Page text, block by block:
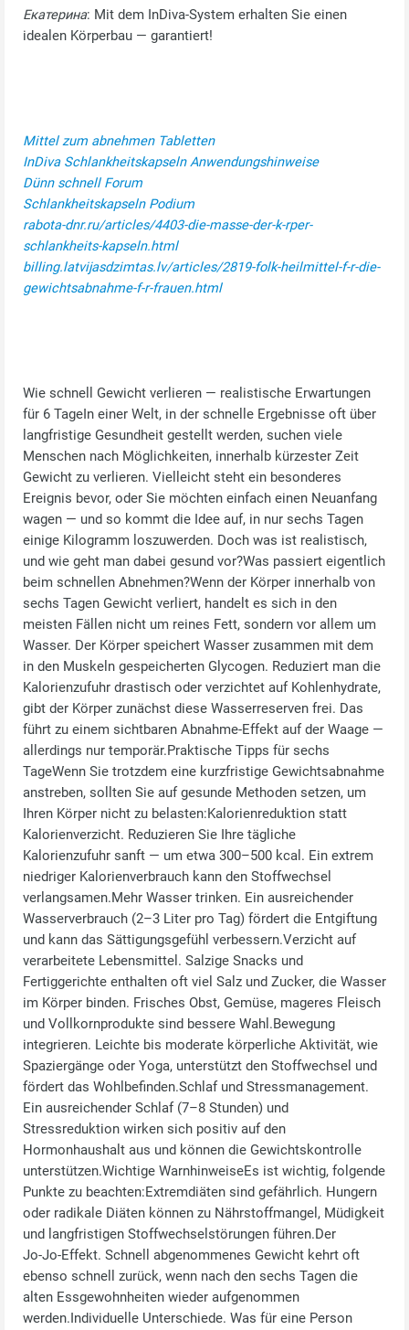
Екатерина: Mit dem InDiva‑System erhalten Sie einen
idealen Körperbau — garantiert!
Mittel zum abnehmen Tabletten
InDiva Schlankheitskapseln Anwendungshinweise
Dünn schnell Forum
Schlankheitskapseln Podium
rabota-dnr.ru/articles/4403-die-masse-der-k-rper-
schlankheits-kapseln.html
billing.latvijasdzimtas.lv/articles/2819-folk-heilmittel-f-r-die-
gewichtsabnahme-f-r-frauen.html
Wie schnell Gewicht verlieren — realistische Erwartungen
für 6 TageIn einer Welt, in der schnelle Ergebnisse oft über
langfristige Gesundheit gestellt werden, suchen viele
Menschen nach Möglichkeiten, innerhalb kürzester Zeit
Gewicht zu verlieren. Vielleicht steht ein besonderes
Ereignis bevor, oder Sie möchten einfach einen Neuanfang
wagen — und so kommt die Idee auf, in nur sechs Tagen
einige Kilogramm loszuwerden. Doch was ist realistisch,
und wie geht man dabei gesund vor?Was passiert eigentlich
beim schnellen Abnehmen?Wenn der Körper innerhalb von
sechs Tagen Gewicht verliert, handelt es sich in den
meisten Fällen nicht um reines Fett, sondern vor allem um
Wasser. Der Körper speichert Wasser zusammen mit dem
in den Muskeln gespeicherten Glycogen. Reduziert man die
Kalorienzufuhr drastisch oder verzichtet auf Kohlenhydrate,
gibt der Körper zunächst diese Wasserreserven frei. Das
führt zu einem sichtbaren Abnahme‑Effekt auf der Waage —
allerdings nur temporär.Praktische Tipps für sechs
TageWenn Sie trotzdem eine kurzfristige Gewichtsabnahme
anstreben, sollten Sie auf gesunde Methoden setzen, um
Ihren Körper nicht zu belasten:Kalorienreduktion statt
Kalorienverzicht. Reduzieren Sie Ihre tägliche
Kalorienzufuhr sanft — um etwa 300–500 kcal. Ein extrem
niedriger Kalorienverbrauch kann den Stoffwechsel
verlangsamen.Mehr Wasser trinken. Ein ausreichender
Wasserverbrauch (2–3 Liter pro Tag) fördert die Entgiftung
und kann das Sättigungsgefühl verbessern.Verzicht auf
verarbeitete Lebensmittel. Salzige Snacks und
Fertiggerichte enthalten oft viel Salz und Zucker, die Wasser
im Körper binden. Frisches Obst, Gemüse, mageres Fleisch
und Vollkornprodukte sind bessere Wahl.Bewegung
integrieren. Leichte bis moderate körperliche Aktivität, wie
Spaziergänge oder Yoga, unterstützt den Stoffwechsel und
fördert das Wohlbefinden.Schlaf und Stressmanagement.
Ein ausreichender Schlaf (7–8 Stunden) und
Stressreduktion wirken sich positiv auf den
Hormonhaushalt aus und können die Gewichtskontrolle
unterstützen.Wichtige WarnhinweiseEs ist wichtig, folgende
Punkte zu beachten:Extremdiäten sind gefährlich. Hungern
oder radikale Diäten können zu Nährstoffmangel, Müdigkeit
und langfristigen Stoffwechselstörungen führen.Der
Jo‑Jo‑Effekt. Schnell abgenommenes Gewicht kehrt oft
ebenso schnell zurück, wenn nach den sechs Tagen die
alten Essgewohnheiten wieder aufgenommen
werden.Individuelle Unterschiede. Was für eine Person